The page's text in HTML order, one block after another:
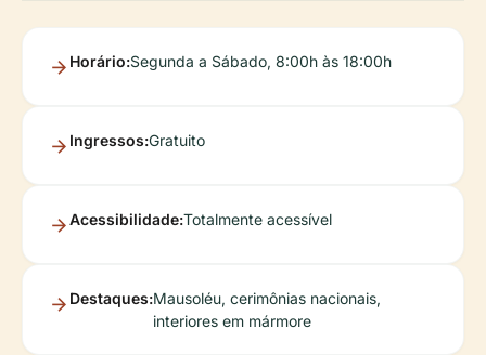
Horário:Segunda a Sábado, 8:00h às 18:00h
Ingressos:Gratuito
Acessibilidade:Totalmente acessível
Destaques:Mausoléu, cerimônias nacionais,
interiores em mármore